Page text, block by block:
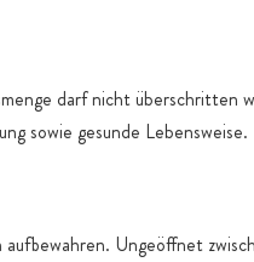
darf nicht überschritten
sowie gesunde Lebensweise.
Ungeöffnet